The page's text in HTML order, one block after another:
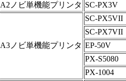
A2ノビ単機能プリンタ SC-PX3V
A3ノビ単機能プリンタ
SC-PX5VII
SC-PX7VII
EP-50V
PX-S5080
PX-1004